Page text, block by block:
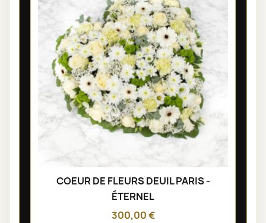
COEUR DE FLEURS DEUIL PARIS -
ÉTERNEL
300,00 €